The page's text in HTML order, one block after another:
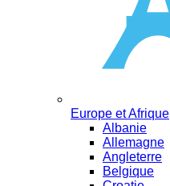
Europe et Afrique
Albanie
Allemagne
Angleterre
Belgique